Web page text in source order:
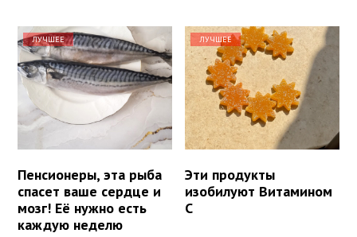
ЛУЧШЕЕ
Пенсионеры, эта рыба
спасет ваше сердце и
мозг! Её нужно есть
каждую неделю
ЛУЧШЕЕ
Эти продукты
изобилуют Витамином
С